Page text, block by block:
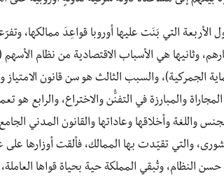
التي بَنَت عليها أوروبا قواعِدَ ممالكها،
وثانيها هي الأسباب الاقتصادية من نظام
الجمركية)، والسبب الثالث هو سن قانون الامتياز
والمبارزة في التفنُّن والاختراع، والرابع هو
واللغة وأخلاقها وعاداتها والقانون المدني
والتي تقيّدت بها الممالك، فألقت أوزارها على
النظام، وتُبقي المملكة حية بحياة قواها